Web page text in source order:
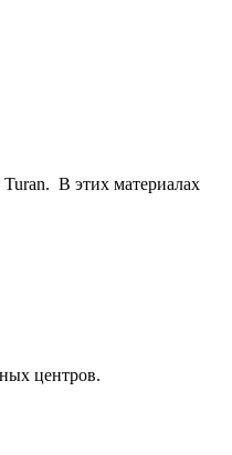
Turan. В этих материалах
центров.